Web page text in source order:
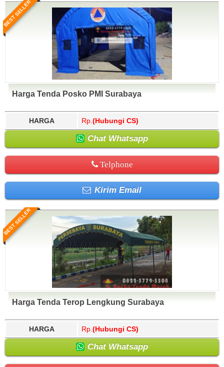
BEST SELLER
Harga Tenda Posko PMI Surabaya
HARGA Rp. (Hubungi CS)
Chat Whatsapp
Telphone
Kirim Email
BEST SELLER
Harga Tenda Terop Lengkung Surabaya
HARGA Rp. (Hubungi CS)
Chat Whatsapp